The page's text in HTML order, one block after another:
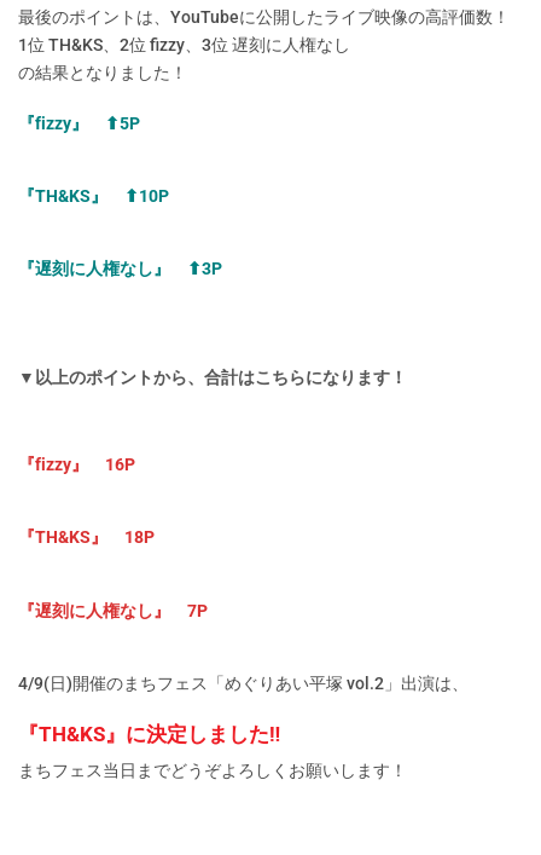
最後のポイントは、YouTubeに公開したライブ映像の高評価数！
1位 TH&KS、2位 fizzy、3位 遅刻に人権なし
の結果となりました！
『fizzy』 ⬆︎5P
『TH&KS』 ⬆︎10P
『遅刻に人権なし』 ⬆︎3P
▼以上のポイントから、合計はこちらになります！
『fizzy』 16P
『TH&KS』 18P
『遅刻に人権なし』 7P
4/9(日)開催のまちフェス「めぐりあい平塚 vol.2」出演は、
『TH&KS』に決定しました‼︎
まちフェス当日までどうぞよろしくお願いします！